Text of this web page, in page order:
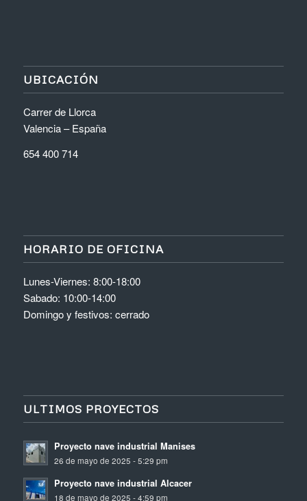
UBICACIÓN
Carrer de Llorca
Valencia – España
654 400 714
HORARIO DE OFICINA
Lunes-Viernes: 8:00-18:00
Sabado: 10:00-14:00
Domingo y festivos: cerrado
ULTIMOS PROYECTOS
Proyecto nave industrial Manises
26 de mayo de 2025 - 5:29 pm
Proyecto nave industrial Alcacer
18 de mayo de 2025 - 4:59 pm